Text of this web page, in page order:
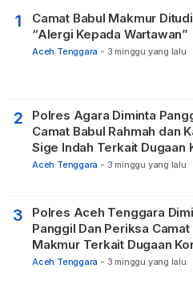
1
Camat Babul Makmur
“Alergi Kepada Wartawan”
Aceh Tenggara - 3 minggu yang lalu
2
Polres Agara Diminta
Camat Babul Rahmah dan
Sige Indah Terkait Dugaan
Dana Desa
Aceh Tenggara - 3 minggu yang lalu
3
Polres Aceh Tenggara
Panggil Dan Periksa Camat
Makmur Terkait Dugaan
DD di 20 Desa
Aceh Tenggara - 3 minggu yang lalu